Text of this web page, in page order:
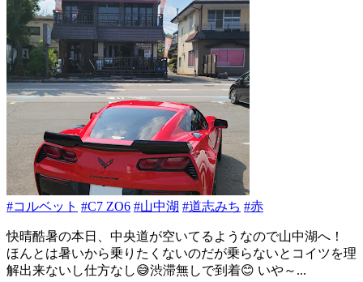
#コルベット #C7 ZO6 #山中湖 #道志みち #赤
快晴酷暑の本日、中央道が空いてるようなので山中湖へ！
ほんとは暑いから乗りたくないのだが乗らないとコイツを理
解出来ないし仕方なし😅渋滞無しで到着😊 いや～...